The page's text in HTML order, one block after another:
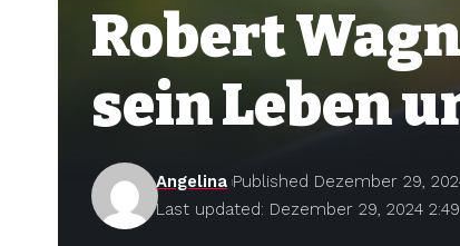
Robert
sein Leben
Last updated: Dezember 29, 2024
Angelina Published Dezember 29,